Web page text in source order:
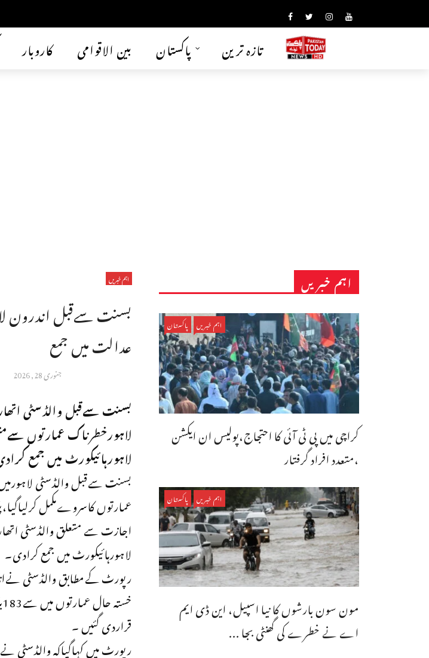
کاروبار بین الاقوامی پاکستان تازہ ترین
اہم خبریں
بسنت سےقبل اندرون
عدالت میں جمع
جنوری 28, 2026
بسنت سےقبل والڈسٹی
لاہورخطرناک عمارتوں
لاہورہائیکورٹ میں جمع
بسنت سےقبل والڈسٹی
عمارتوں کاسروےمکمل
اجازت سے متعلق والڈسٹی
لاہورہائیکورٹ میں جمع کرادی۔
قراردی گئیں ۔
اہم خبریں
اہم خبریں پاکستان
کراچی میں پی ٹی آئی کا احتجاج،پولیس ان ایکشن
،متعدد افراد گرفتار
اہم خبریں پاکستان
مون سون بارشوں کا نیا اسپیل، این ڈی ایم
اے نے خطرے کی گھنٹی بجا ...